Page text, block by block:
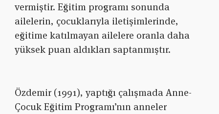
vermiştir. Eğitim programı sonunda
ailelerin, çocuklarıyla iletişimlerinde,
eğitime katılmayan ailelere oranla daha
yüksek puan aldıkları saptanmıştır.
Özdemir (1991), yaptığı çalışmada Anne-
Çocuk Eğitim Programı’nın anneler